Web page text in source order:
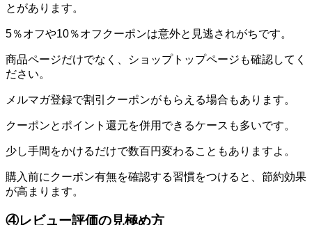
とがあります。
5％オフや10％オフクーポンは意外と見逃されがちです。
商品ページだけでなく、ショップトップページも確認してく
ださい。
メルマガ登録で割引クーポンがもらえる場合もあります。
クーポンとポイント還元を併用できるケースも多いです。
少し手間をかけるだけで数百円変わることもありますよ。
購入前にクーポン有無を確認する習慣をつけると、節約効果
が高まります。
④レビュー評価の見極め方